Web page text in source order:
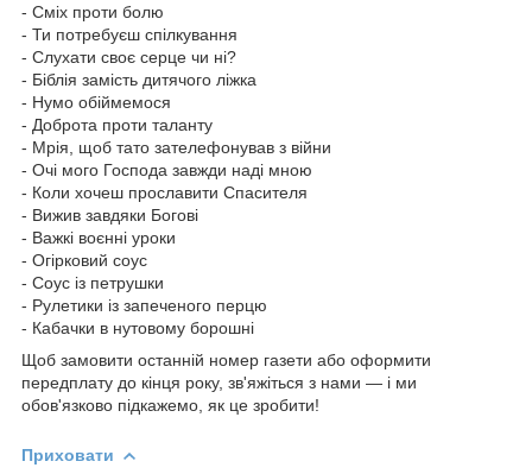
- Сміх проти болю
- Ти потребуєш спілкування
- Слухати своє серце чи ні?
- Біблія замість дитячого ліжка
- Нумо обіймемося
- Доброта проти таланту
- Мрія, щоб тато зателефонував з війни
- Очі мого Господа завжди наді мною
- Коли хочеш прославити Спасителя
- Вижив завдяки Богові
- Важкі воєнні уроки
- Огірковий соус
- Соус із петрушки
- Рулетики із запеченого перцю
- Кабачки в нутовому борошні
Щоб замовити останній номер газети або оформити
передплату до кінця року, зв'яжіться з нами — і ми
обов'язково підкажемо, як це зробити!
Приховати